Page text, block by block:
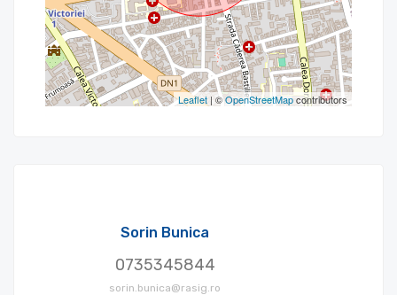
Leaflet | ©OpenStreetMapcontributors
Sorin Bunica
0735345844
sorin.bunica@rasig.ro